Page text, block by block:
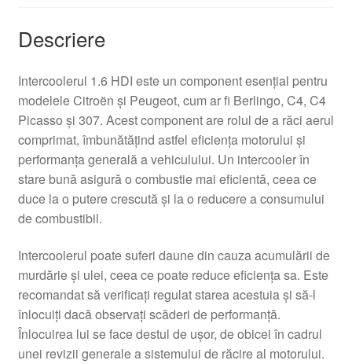
Descriere
Intercoolerul 1.6 HDI este un component esențial pentru
modelele Citroën și Peugeot, cum ar fi Berlingo, C4, C4
Picasso și 307. Acest component are rolul de a răci aerul
comprimat, îmbunătățind astfel eficiența motorului și
performanța generală a vehiculului. Un intercooler în
stare bună asigură o combustie mai eficientă, ceea ce
duce la o putere crescută și la o reducere a consumului
de combustibil.
Intercoolerul poate suferi daune din cauza acumulării de
murdărie și ulei, ceea ce poate reduce eficiența sa. Este
recomandat să verificați regulat starea acestuia și să-l
înlocuiți dacă observați scăderi de performanță.
Înlocuirea lui se face destul de ușor, de obicei în cadrul
unei revizii generale a sistemului de răcire al motorului.